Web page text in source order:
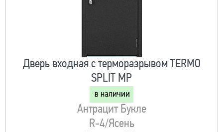
Дверь входная с терморазрывом TERMO
SPLIT MP
в наличии
Антрацит Букле
R-4/Ясень